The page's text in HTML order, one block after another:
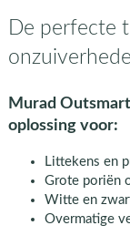
De perfecte
Murad
oplossing voor:
Littekens en
Grote poriën
Witte en
Overmatige